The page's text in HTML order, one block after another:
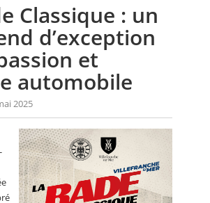
Classique : un
d’exception
et
automobile
2025